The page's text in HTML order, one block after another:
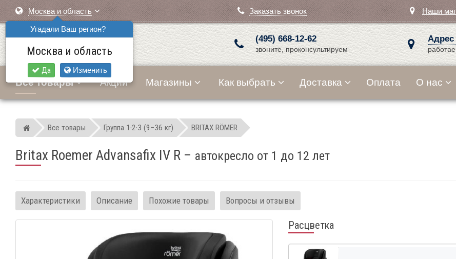
Москва и область
Угадали Ваш регион?
Москва и область
Да Изменить
Заказать звонок Наши
(495) 668-12-62
звоните, проконсультируем
Все товары Акции Магазины Как выбрать Доставка Оплата О нас
Мир детских автокресел
Все товары Группа 1·2·3 (9–36 кг) BRITAX RÖMER
Britax Roemer Advansafix IV R – автокресло от 1 до 12 лет
Характеристики Описание Похожие товары Вопросы и отзывы
Расцветка